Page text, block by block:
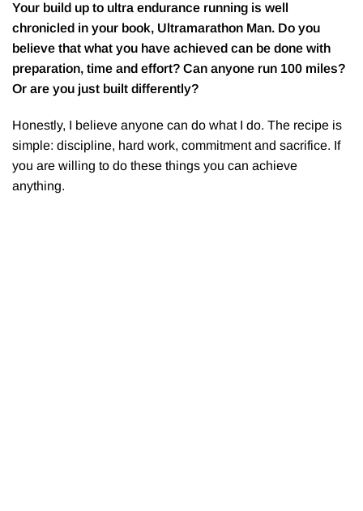
Your build up to ultra endurance running is well
chronicled in your book, Ultramarathon Man. Do you
believe that what you have achieved can be done with
preparation, time and effort? Can anyone run 100 miles?
Or are you just built differently?
Honestly, I believe anyone can do what I do. The recipe is
simple: discipline, hard work, commitment and sacrifice. If
you are willing to do these things you can achieve
anything.